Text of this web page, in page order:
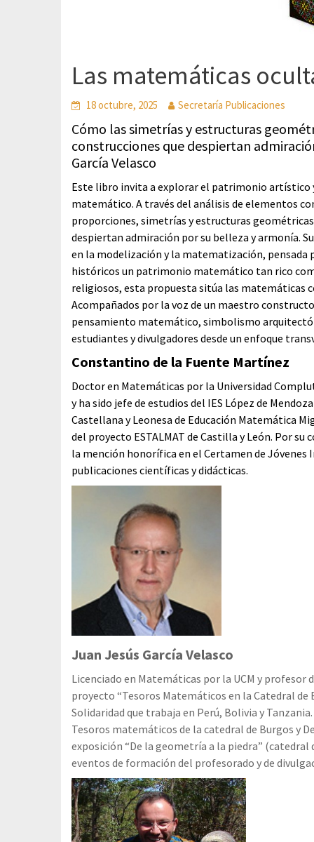
Las matemáticas
18 octubre, 2025 Secretaría Publicaciones
Cómo las simetrías y estructuras
construcciones que despiertan
García Velasco
Este libro invita a explorar el patrimonio artístico
matemático. A través del análisis de elementos
proporciones, simetrías y estructuras
despiertan admiración por su belleza y armonía.
en la modelización y la matematización, pensada
históricos un patrimonio matemático tan rico
religiosos, esta propuesta sitúa las matemáticas
Acompañados por la voz de un maestro
pensamiento matemático, simbolismo
estudiantes y divulgadores desde un enfoque
Constantino de la Fuente Martínez
Doctor en Matemáticas por la Universidad
y ha sido jefe de estudios del IES López de
Castellana y Leonesa de Educación Matemática
del proyecto ESTALMAT de Castilla y León. Por
la mención honorífica en el Certamen de Jóvenes
publicaciones científicas y didácticas.
Juan Jesús García Velasco
Licenciado en Matemáticas por la UCM y profesor
proyecto “Tesoros Matemáticos en la Catedral de
Solidaridad que trabaja en Perú, Bolivia y
Tesoros matemáticos de la catedral de Burgos y
exposición “De la geometría a la piedra”
eventos de formación del profesorado y de